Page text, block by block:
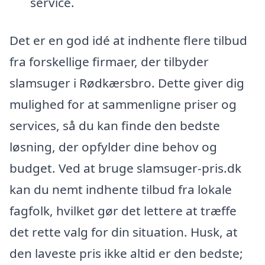
Det er en god idé at indhente flere tilbud
fra forskellige firmaer, der tilbyder
slamsuger i Rødkærsbro. Dette giver dig
mulighed for at sammenligne priser og
services, så du kan finde den bedste
løsning, der opfylder dine behov og
budget. Ved at bruge slamsuger-pris.dk
kan du nemt indhente tilbud fra lokale
fagfolk, hvilket gør det lettere at træffe
det rette valg for din situation. Husk, at
den laveste pris ikke altid er den bedste;